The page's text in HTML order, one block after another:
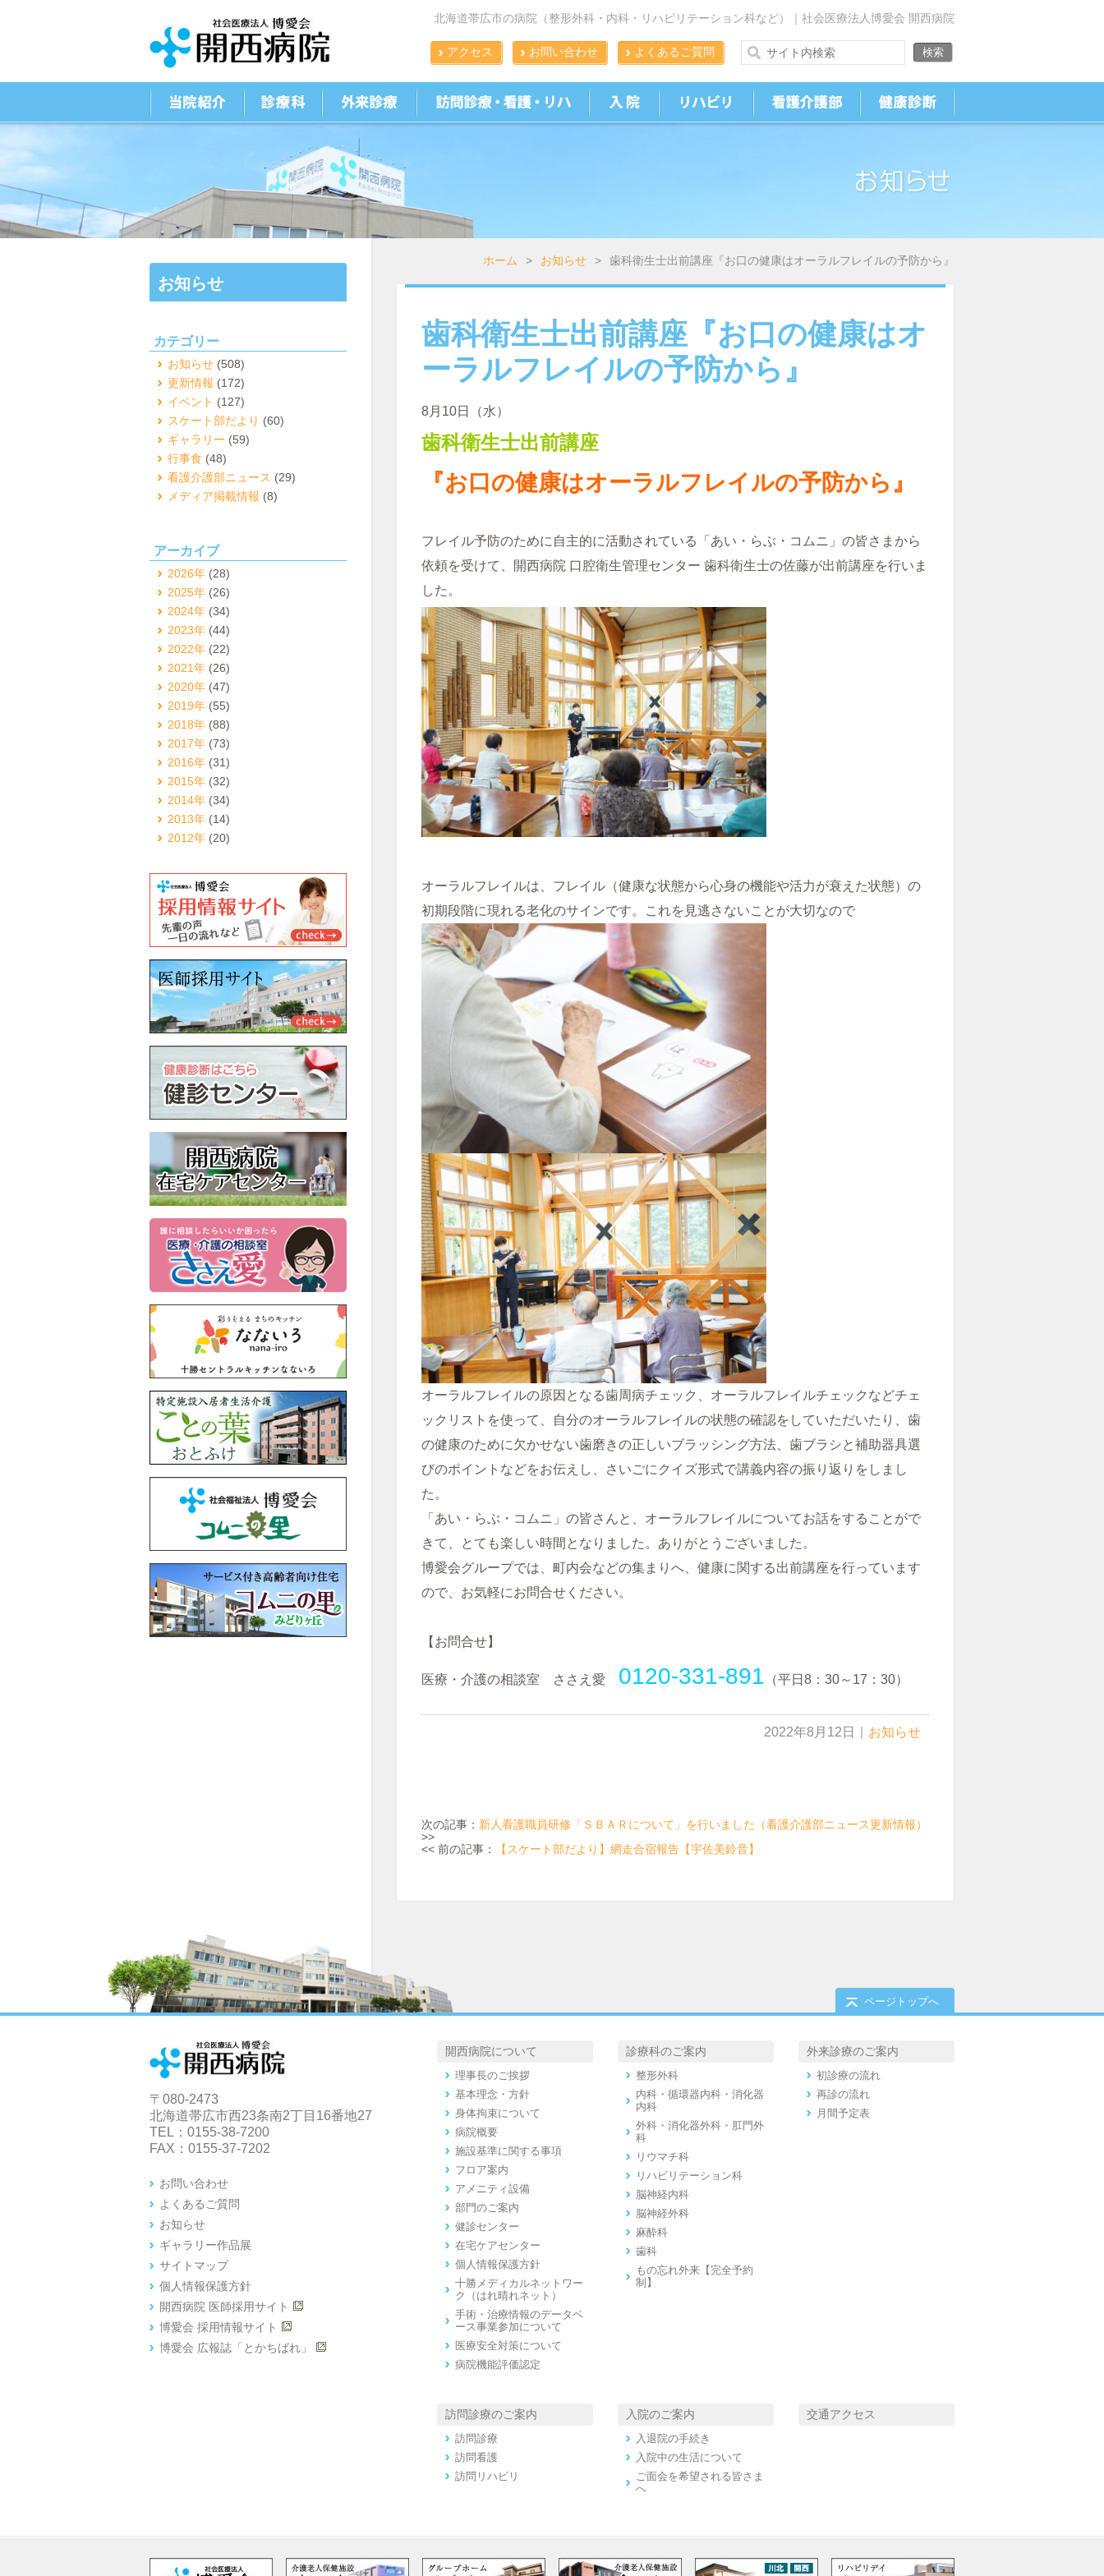
北海道帯広市の病院（整形外科・内科・リハビリテーション科など）｜社会医療法人博愛会 開西病院
よくあるご質問
お問い合わせ
アクセス
ホーム > お知らせ > 歯科衛生士出前講座『お口の健康はオーラルフレイルの予防から』
歯科衛生士出前講座『お口の健康はオ
ーラルフレイルの予防から』
8月10日（水）
歯科衛生士出前講座
『お口の健康はオーラルフレイルの予防から』
フレイル予防のために自主的に活動されている「あい・らぶ・コムニ」の皆さまから
依頼を受けて、開西病院 口腔衛生管理センター 歯科衛生士の佐藤が出前講座を行いま
した。
オーラルフレイルは、フレイル（健康な状態から心身の機能や活力が衰えた状態）の
初期段階に現れる老化のサインです。これを見逃さないことが大切なので
オーラルフレイルの原因となる歯周病チェック、オーラルフレイルチェックなどチェ
ックリストを使って、自分のオーラルフレイルの状態の確認をしていただいたり、歯
の健康のために欠かせない歯磨きの正しいブラッシング方法、歯ブラシと補助器具選
びのポイントなどをお伝えし、さいごにクイズ形式で講義内容の振り返りをしまし
た。
「あい・らぶ・コムニ」の皆さんと、オーラルフレイルについてお話をすることがで
きて、とても楽しい時間となりました。ありがとうございました。
博愛会グループでは、町内会などの集まりへ、健康に関する出前講座を行っています
ので、お気軽にお問合せください。
【お問合せ】
医療・介護の相談室 ささえ愛 0120-331-891 （平日8：30～17：30）
2022年8月12日 お知らせ
次の記事： 新人看護職員研修「ＳＢＡＲについて」を行いました（看護介護部ニュース更新情報）
>>
<< 前の記事：
【スケート部だより】網走合宿報告【宇佐美鈴音】
お知らせ
カテゴリー
お知らせ (508)
更新情報 (172)
イベント (127)
スケート部だより (60)
ギャラリー (59)
行事食 (48)
看護介護部ニュース (29)
メディア掲載情報 (8)
アーカイブ
2026年 (28)
2025年 (26)
2024年 (34)
2023年 (44)
2022年 (22)
2021年 (26)
2020年 (47)
2019年 (55)
2018年 (88)
2017年 (73)
2016年 (31)
2015年 (32)
2014年 (34)
2013年 (14)
2012年 (20)
ページトップへ
〒080-2473
北海道帯広市西23条南2丁目16番地27
TEL：0155-38-7200
FAX：0155-37-7202
お問い合わせ
よくあるご質問
お知らせ
ギャラリー作品展
サイトマップ
個人情報保護方針
開西病院 医師採用サイト
博愛会 採用情報サイト
博愛会 広報誌「とかちばれ」
開西病院について
理事長のご挨拶
基本理念・方針
身体拘束について
病院概要
施設基準に関する事項
フロア案内
アメニティ設備
部門のご案内
健診センター
在宅ケアセンター
個人情報保護方針
十勝メディカルネットワー
ク（はれ晴れネット）
手術・治療情報のデータベ
ース事業参加について
医療安全対策について
病院機能評価認定
診療科のご案内
整形外科
内科・循環器内科・消化器
内科
外科・消化器外科・肛門外
科
リウマチ科
リハビリテーション科
脳神経内科
脳神経外科
麻酔科
歯科
もの忘れ外来【完全予約
制】
外来診療のご案内
初診療の流れ
再診の流れ
月間予定表
訪問診療のご案内
訪問診療
訪問看護
訪問リハビリ
入院のご案内
入退院の手続き
入院中の生活について
ご面会を希望される皆さま
へ
交通アクセス